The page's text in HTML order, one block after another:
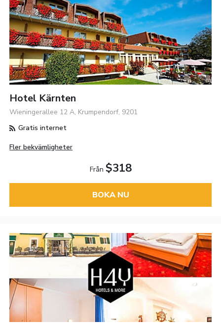
Hotel Kärnten
Wieningerallee 12 A, Krumpendorf, 9201
Gratis internet
Fler bekvämligheter
Från $318
BOKA NU